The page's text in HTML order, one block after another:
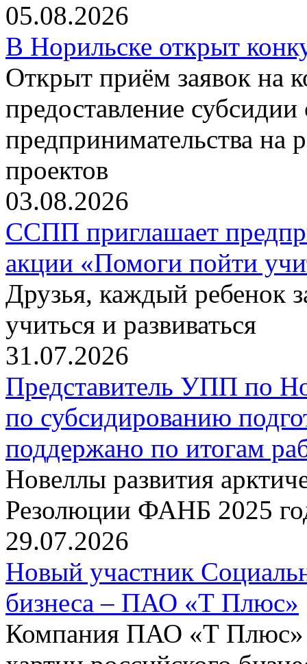
05.08.2026
В Норильске открыт
Открыт приём заявок на
предоставление
предпринимательства на
проектов
03.08.2026
ССПП приглашает
акции «Помоги пойти
Друзья, каждый ребенок
учиться и развиваться
31.07.2026
Представитель УПП по
по субсидированию
поддержано по итогам
Новеллы развития
Резолюции ФАНБ 2025
29.07.2026
Новый участник
бизнеса – ПАО «Т Плюс»
Компания ПАО «Т Плюс»